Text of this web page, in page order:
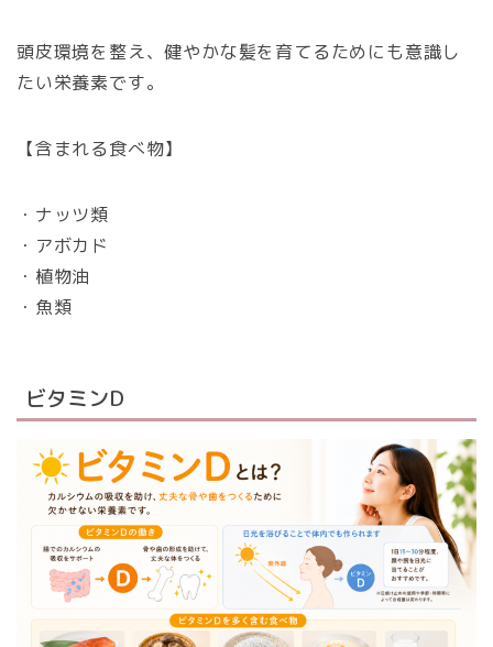
頭皮環境を整え、健やかな髪を育てるためにも意識し
たい栄養素です。
【含まれる食べ物】
・ナッツ類
・アボカド
・植物油
・魚類
ビタミンD